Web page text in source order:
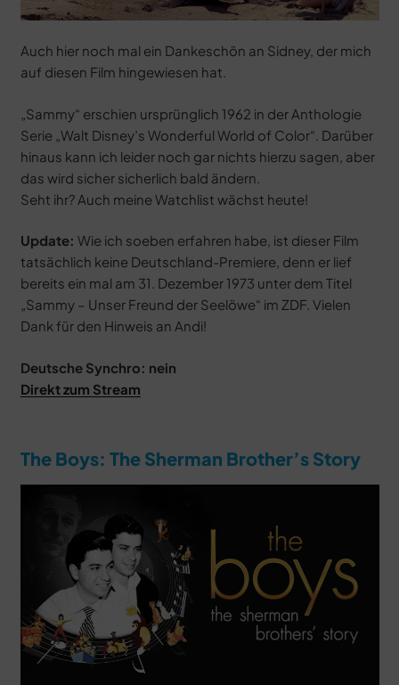
Auch hier noch mal ein Dankeschön an Sidney, der mich
auf diesen Film hingewiesen hat.
„Sammy“ erschien ursprünglich 1962 in der Anthologie
Serie „Walt Disney’s Wonderful World of Color“. Darüber
hinaus kann ich leider noch gar nichts hierzu sagen, aber
das wird sicher sicherlich bald ändern.
Seht ihr? Auch meine Watchlist wächst heute!
Update: Wie ich soeben erfahren habe, ist dieser Film
tatsächlich keine Deutschland-Premiere, denn er lief
bereits ein mal am 31. Dezember 1973 unter dem Titel
„Sammy – Unser Freund der Seelöwe“ im ZDF. Vielen
Dank für den Hinweis an Andi!
Deutsche Synchro: nein
Direkt zum Stream
The Boys: The Sherman Brother’s Story